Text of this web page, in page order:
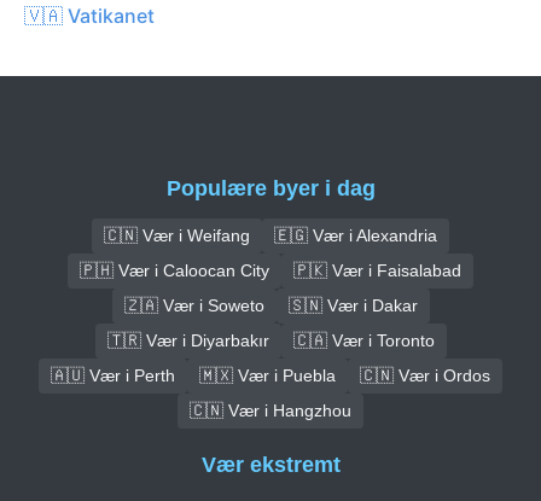
🇻🇦 Vatikanet
Populære byer i dag
🇨🇳 Vær i Weifang
🇪🇬 Vær i Alexandria
🇵🇭 Vær i Caloocan City
🇵🇰 Vær i Faisalabad
🇿🇦 Vær i Soweto
🇸🇳 Vær i Dakar
🇹🇷 Vær i Diyarbakır
🇨🇦 Vær i Toronto
🇦🇺 Vær i Perth
🇲🇽 Vær i Puebla
🇨🇳 Vær i Ordos
🇨🇳 Vær i Hangzhou
Vær ekstremt